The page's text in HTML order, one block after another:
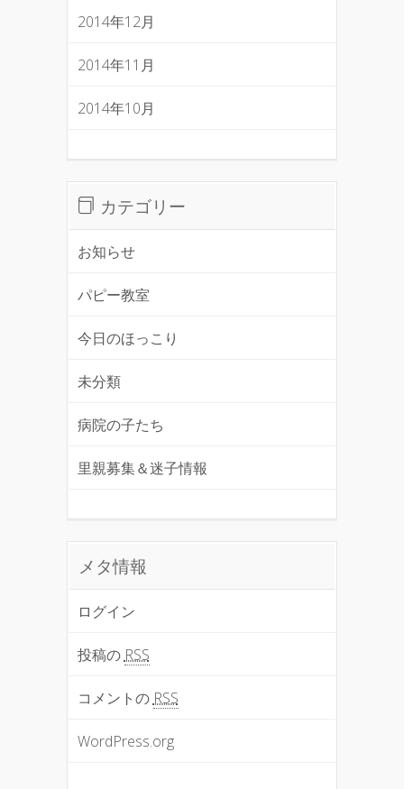
2014年12月
2014年11月
2014年10月
カテゴリー
お知らせ
パピー教室
今日のほっこり
未分類
病院の子たち
里親募集＆迷子情報
メタ情報
ログイン
投稿のRSS
コメントのRSS
WordPress.org